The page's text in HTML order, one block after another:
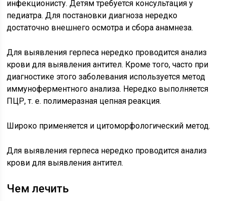
инфекционисту. Детям требуется консультация у
педиатра. Для постановки диагноза нередко
достаточно внешнего осмотра и сбора анамнеза.
Для выявления герпеса нередко проводится анализ
крови для выявления антител. Кроме того, часто при
диагностике этого заболевания используется метод
иммуноферментного анализа. Нередко выполняется
ПЦР, т. е. полимеразная цепная реакция.
Широко применяется и цитоморфологический метод.
Для выявления герпеса нередко проводится анализ
крови для выявления антител.
Чем лечить